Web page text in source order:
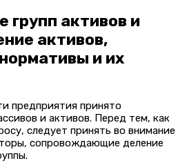
групп активов и
активов,
и их
предприятия принято
и активов. Перед тем, как
следует принять во внимание
сопровождающие деление